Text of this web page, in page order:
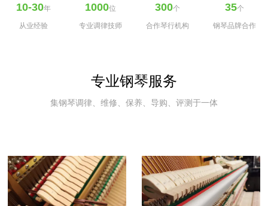
10-30年
从业经验
1000位
专业调律技师
300个
合作琴行机构
35个
钢琴品牌合作
专业钢琴服务
集钢琴调律、维修、保养、导购、评测于一体